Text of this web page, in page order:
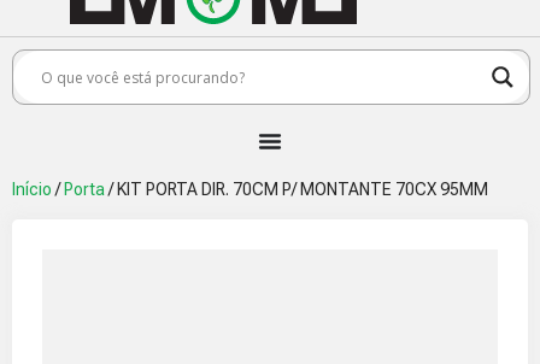
Início / Porta / KIT PORTA DIR. 70CM P/ MONTANTE 70CX 95MM